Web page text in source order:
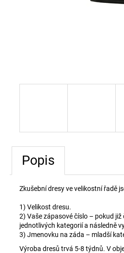
Popis
Zkušební dresy ve velikostní řadě
1) Velikost dresu.
2) Vaše zápasové číslo – pokud
jednotlivých kategorií a následně
3) Jmenovku na záda – mladší
Výroba dresů trvá 5-8 týdnů. V